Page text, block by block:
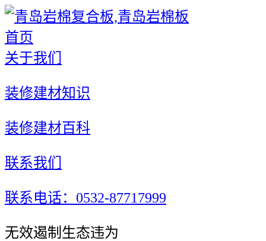
首页
关于我们
装修建材知识
装修建材百科
联系我们
联系电话：0532-87717999
无效遏制生态违为